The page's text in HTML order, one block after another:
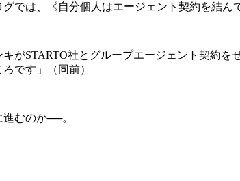
では、《自分個人はエージェント契約を結
がSTARTO社とグループエージェント契約
です」（同前）
むのか──。